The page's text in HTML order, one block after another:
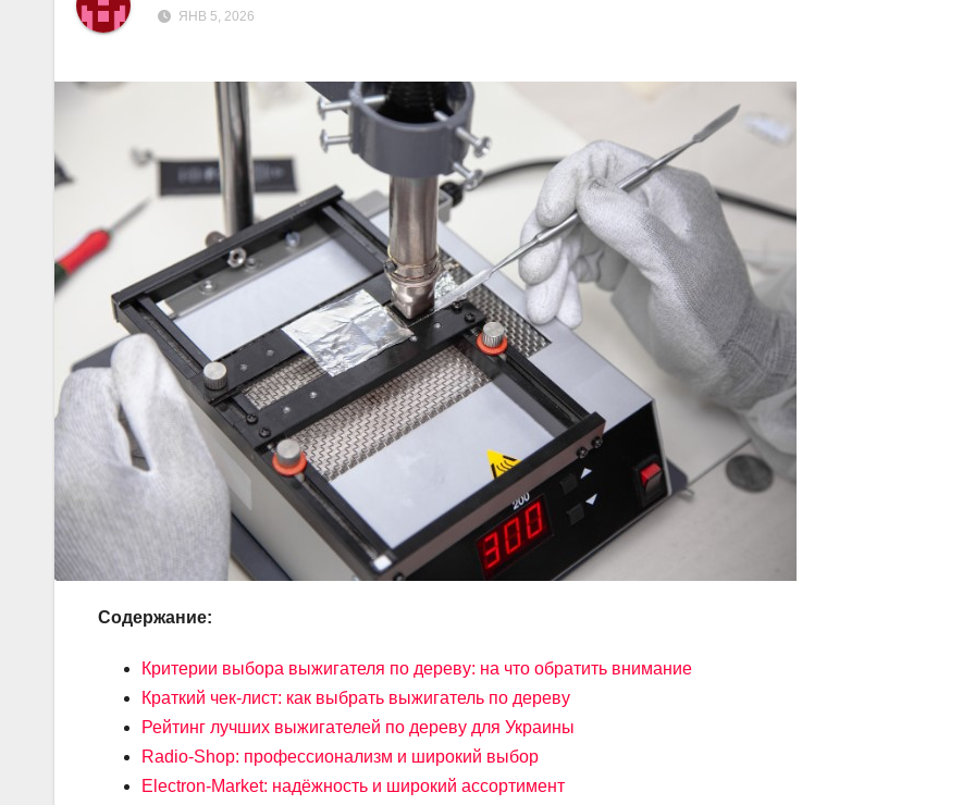
ЯНВ 5, 2026
Содержание:
Критерии выбора выжигателя по дереву: на что обратить внимание
Краткий чек-лист: как выбрать выжигатель по дереву
Рейтинг лучших выжигателей по дереву для Украины
Radio-Shop: профессионализм и широкий выбор
Electron-Market: надёжность и широкий ассортимент